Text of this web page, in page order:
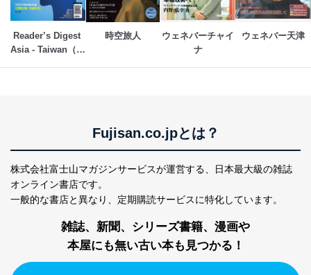
Reader’s Digest
Asia - Taiwan（リ
時空旅人
ウェネバーチャイ
ナ
ウェネバー天津
Fujisan.co.jpとは？
株式会社富士山マガジンサービスが運営する、
日本最大級の雑誌
オンライン書店です。
一般的な書店と異なり、 定期購読サービスに特化しています。
雑誌、新聞、シリーズ書籍、漫画や
本屋にも無い古い本も見つかる！